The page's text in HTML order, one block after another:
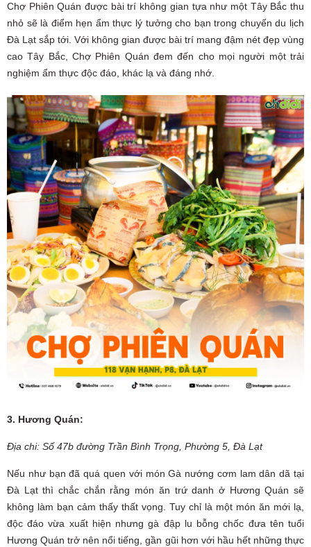
Chợ Phiên Quán được bài trí không gian tựa như một Tây Bắc thu
nhỏ sẽ là điểm hẹn ẩm thực lý tưởng cho bạn trong chuyến du lịch
Đà Lạt sắp tới. Với không gian được bài trí mang đậm nét đẹp vùng
cao Tây Bắc, Chợ Phiên Quán đem đến cho mọi người một trải
nghiệm ẩm thực độc đáo, khác lạ và đáng nhớ.
3. Hương Quán:
Địa chi: Số 47b đường Trần Bình Trọng, Phường 5, Đà Lạt
Nếu như bạn đã quá quen với món Gà nướng cơm lam dân dã tại
Đà Lạt thì chắc chắn rằng món ăn trứ danh ở Hương Quán sẽ
không làm bạn cảm thấy thất vọng. Tuy chỉ là một món ăn mới lạ,
độc đáo vừa xuất hiện nhưng gà đập lu bỗng chốc đưa tên tuổi
Hương Quán trở nên nổi tiếng, gần gũi hơn với hầu hết những thực